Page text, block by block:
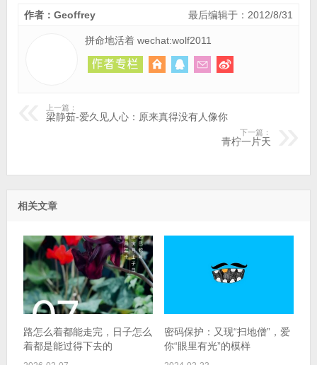
最后编辑于：2012/8/31
作者：Geoffrey
拼命地活着 wechat:wolf2011
上一篇：
梁静茹-爱久见人心：原来真得没有人像你
下一篇：
青柠一片天
相关文章
路怎么着都能走完，日子怎么
着都是能过得下去的
密码保护：又现“扫地僧”，爱
你“眼里有光”的模样